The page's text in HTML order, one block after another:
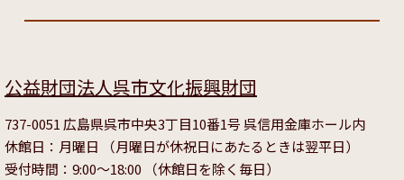
公益財団法人呉市文化振興財団
737-0051 広島県呉市中央3丁目10番1号 呉信用金庫ホール内
休館日：月曜日 （月曜日が休祝日にあたるときは翌平日）
受付時間：9:00～18:00 （休館日を除く毎日）